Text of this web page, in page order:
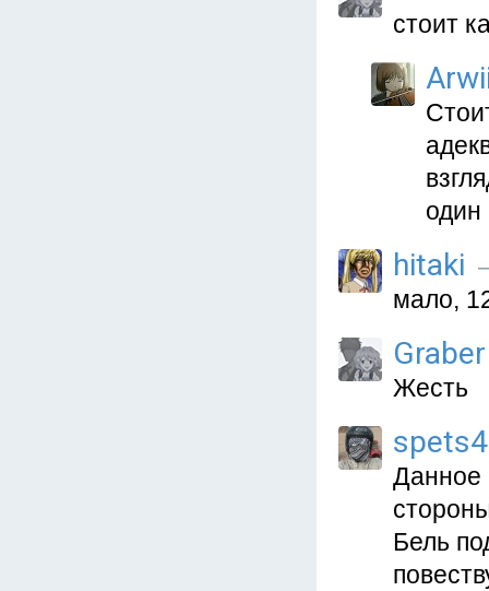
стоит
один
hitaki
мало,
Graber
Жесть
Данное
Бель